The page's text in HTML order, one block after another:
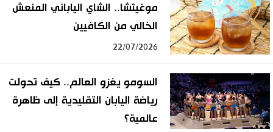
موغيتشا.. الشاي الياباني المنعش
الخالي من الكافيين
22/07/2026
السومو يغزو العالم.. كيف تحولت
رياضة اليابان التقليدية إلى ظاهرة
عالمية؟